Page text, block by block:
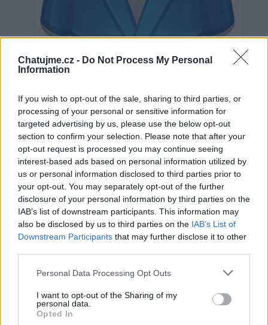
Chatujme.cz - Do Not Process My Personal
Information
If you wish to opt-out of the sale, sharing to third parties, or
processing of your personal or sensitive information for
targeted advertising by us, please use the below opt-out
section to confirm your selection. Please note that after your
opt-out request is processed you may continue seeing
interest-based ads based on personal information utilized by
us or personal information disclosed to third parties prior to
your opt-out. You may separately opt-out of the further
disclosure of your personal information by third parties on the
IAB’s list of downstream participants. This information may
also be disclosed by us to third parties on the IAB’s List of
Downstream Participants that may further disclose it to other
Personal Data Processing Opt Outs
I want to opt-out of the Sharing of my
personal data.
Opted In
Věk: 59
Kontakt
Napsat uživateli vzkaz
Informace o profilu a chatu
Registrace od
: 23.10.2021 17:26
Online: Není nikde online
Naposledy aktivní
: 23.10.2021 17:27
Prochatováno
: 0.00 hod.
Počet přátel: 0